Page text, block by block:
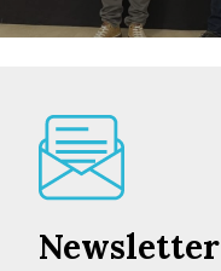
Newsletter